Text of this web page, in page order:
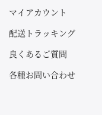
マイアカウント
配送トラッキング
良くあるご質問
各種お問い合わせ